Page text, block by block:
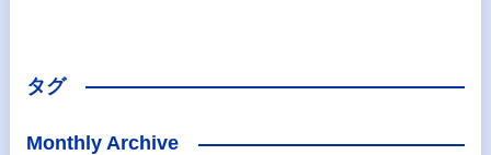
タグ
Monthly Archive